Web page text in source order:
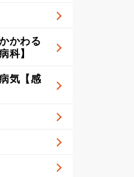
かわる
科】
気【感